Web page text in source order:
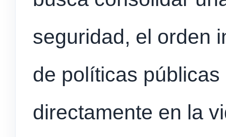
seguridad, el orden
de políticas
directamente en la